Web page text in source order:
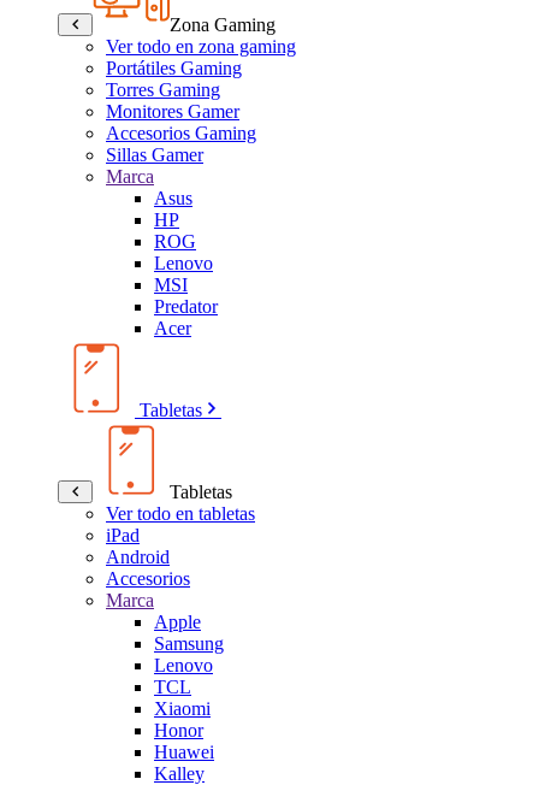
Zona Gaming
Ver todo en zona gaming
Portátiles Gaming
Torres Gaming
Monitores Gamer
Accesorios Gaming
Sillas Gamer
Marca
Asus
HP
ROG
Lenovo
MSI
Predator
Acer
Tabletas
Tabletas
Ver todo en tabletas
iPad
Android
Accesorios
Marca
Apple
Samsung
Lenovo
TCL
Xiaomi
Honor
Huawei
Kalley